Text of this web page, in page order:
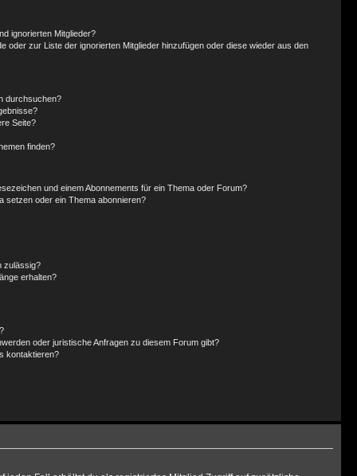
ignorierten Mitglieder?
oder zur Liste der ignorierten Mitglieder hinzufügen oder diese wieder aus den
durchsuchen?
Seite?
finden?
und einem Abonnements für ein Thema oder Forum?
setzen oder ein Thema abonnieren?
zulässig?
erhalten?
oder juristische Anfragen zu diesem Forum gibt?
kontaktieren?